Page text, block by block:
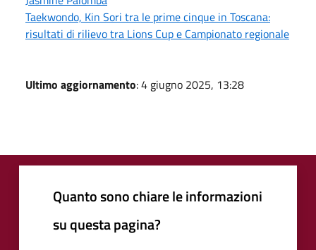
Taekwondo, Kin Sori tra le prime cinque in Toscana:
risultati di rilievo tra Lions Cup e Campionato regionale
Ultimo aggiornamento: 4 giugno 2025, 13:28
Quanto sono chiare le informazioni
su questa pagina?